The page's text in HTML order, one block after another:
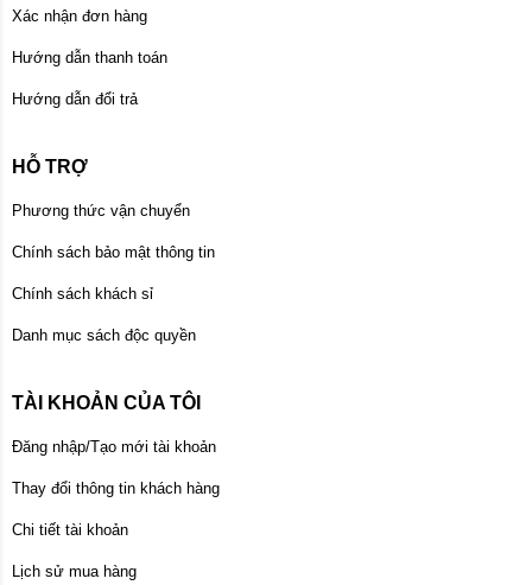
Xác nhận đơn hàng
Hướng dẫn thanh toán
Hướng dẫn đổi trả
HỖ TRỢ
Phương thức vận chuyển
Chính sách bảo mật thông tin
Chính sách khách sỉ
Danh mục sách độc quyền
TÀI KHOẢN CỦA TÔI
Đăng nhập/Tạo mới tài khoản
Thay đổi thông tin khách hàng
Chi tiết tài khoản
Lịch sử mua hàng